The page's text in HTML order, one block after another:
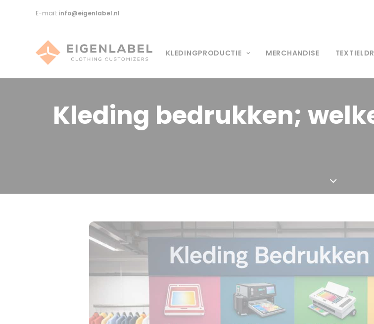
E-mail: info@eigenlabel.nl
KLEDINGPRODUCTIE MERCHANDISE
Kleding bedrukken;